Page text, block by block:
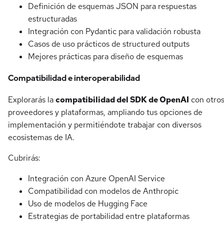
Definición de esquemas JSON para respuestas
estructuradas
Integración con Pydantic para validación robusta
Casos de uso prácticos de structured outputs
Mejores prácticas para diseño de esquemas
Compatibilidad e interoperabilidad
Explorarás lacompatibilidad del SDK de OpenAI con otros
proveedores y plataformas, ampliando tus opciones de
implementación y permitiéndote trabajar con diversos
ecosistemas de IA.
Cubrirás:
Integración con Azure OpenAI Service
Compatibilidad con modelos de Anthropic
Uso de modelos de Hugging Face
Estrategias de portabilidad entre plataformas